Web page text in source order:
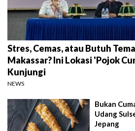
Stres, Cemas, atau Butuh
Makassar? Ini Lokasi 'Pojok
Kunjungi
NEWS
Bukan
Udang
Jepang